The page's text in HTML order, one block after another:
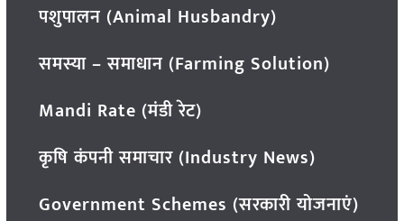
पशुपालन (Animal Husbandry)
समस्या – समाधान (Farming Solution)
Mandi Rate (मंडी रेट)
कृषि कंपनी समाचार (Industry News)
Government Schemes (सरकारी योजनाएं)